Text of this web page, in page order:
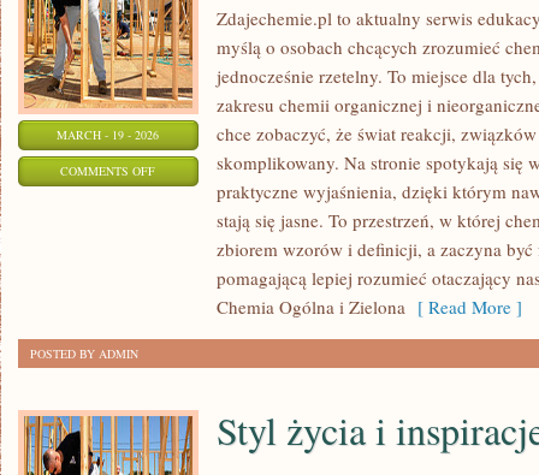
MARCH - 19 - 2026
COMMENTS OFFON
LABORATORYJNY
Zdajechemie.pl to aktualny serwis
myślą o osobach chcących zrozumieć
jednocześnie rzetelny. To miejsce dla
zakresu chemii organicznej i
chce zobaczyć, że świat reakcji,
skomplikowany. Na stronie spotykają się
praktyczne wyjaśnienia, dzięki którym
stają się jasne. To przestrzeń, w której
zbiorem wzorów i definicji, a zaczyna być
pomagającą lepiej rozumieć otaczający
Chemia Ogólna i Zielona [ Read More ]
POSTED BY ADMIN
Styl życia i